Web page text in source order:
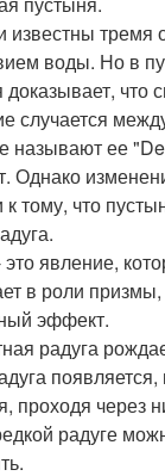
известны
воды. Но в
доказывает, что
случается
называют ее
Однако
к тому, что
это явление,
в роли
эффект.
радуга
проходя через
радуге